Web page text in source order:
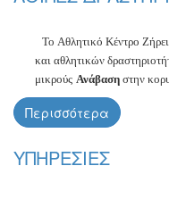
Το Αθλητικό Κέντρο
και αθλητικών
μικρούς Ανάβαση στην
μονοπάτι Ορειβατικό σκι
Snowmobile Διαδρομές
Πεζοπορικές διαδρομές
Περισσότερα
ΥΠΗΡΕΣΙΕΣ